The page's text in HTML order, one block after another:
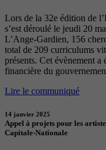
Lors de la 32e édition de
s’est déroulé le jeudi 20
L’Ange-Gardien, 156
total de 209 curriculums
présents. Cet évènement
financière du
Lire le communiqué
14 janvier 2025
Appel à projets pour les
Capitale-Nationale